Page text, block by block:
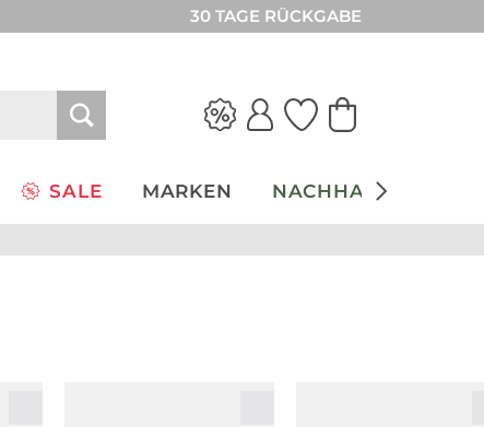
30 TAGE RÜCKGABE
SALE MARKEN NACHHALTIGKEIT